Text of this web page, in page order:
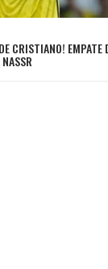
CRISTIANO!